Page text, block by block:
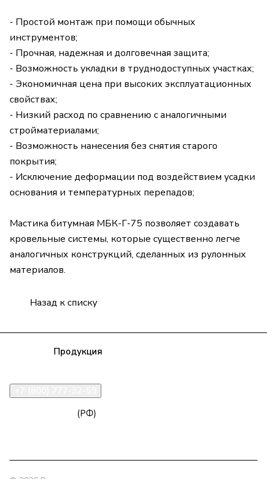
- Простой монтаж при помощи обычных
инструментов;
- Прочная, надежная и долговечная защита;
- Возможность укладки в труднодоступных участках;
- Экономичная цена при высоких эксплуатационных
свойствах;
- Низкий расход по сравнению с аналогичными
стройматериалами;
- Возможность нанесения без снятия старого
покрытия;
- Исключение деформации под воздействием усадки
основания и температурных перепадов;
Мастика битумная МБК-Г-75 позволяет создавать
кровельные системы, которые существенно легче
аналогичных конструкций, сделанных из рулонных
материалов.
Назад к списку
Продукция
(РФ)